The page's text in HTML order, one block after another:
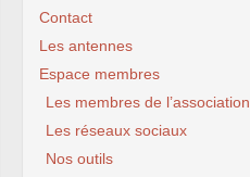
Contact
Les antennes
Espace membres
Les membres de l’association
Les réseaux sociaux
Nos outils